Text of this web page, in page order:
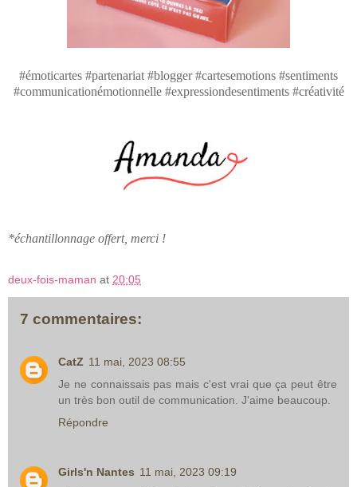
#émoticartes #partenariat #blogger #cartesemotions #sentiments
#communicationémotionnelle #expressiondesentiments #créativité
*échantillonnage offert, merci !
deux-fois-maman at 20:05
7 commentaires:
CatZ 11 mai, 2023 08:55
Je ne connaissais pas mais c'est vrai que ça peut être
un très bon outil de communication. J'aime beaucoup.
Répondre
Girls'n Nantes 11 mai, 2023 09:19